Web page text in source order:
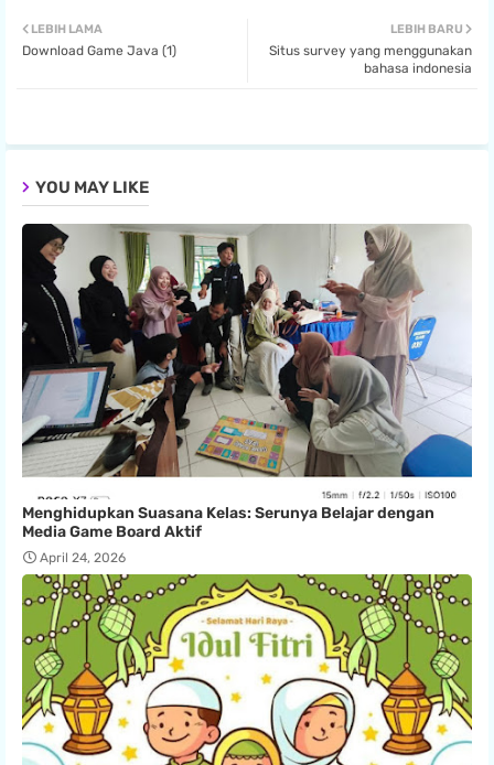
tsa
LEBIH BARU
Situs survey yang menggunakan
bahasa indonesia
LEBIH LAMA
Download Game Java (1)
YOU MAY LIKE
Menghidupkan Suasana Kelas: Serunya Belajar dengan
Media Game Board Aktif
April 24, 2026